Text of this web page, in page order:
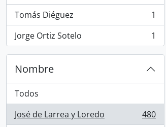
Tomás Diéguez
, 1 resultados
1
Jorge Ortiz Sotelo
, 1 resultados 1
Nombre
Todos
José de Larrea y Loredo
, 480 resultados
480